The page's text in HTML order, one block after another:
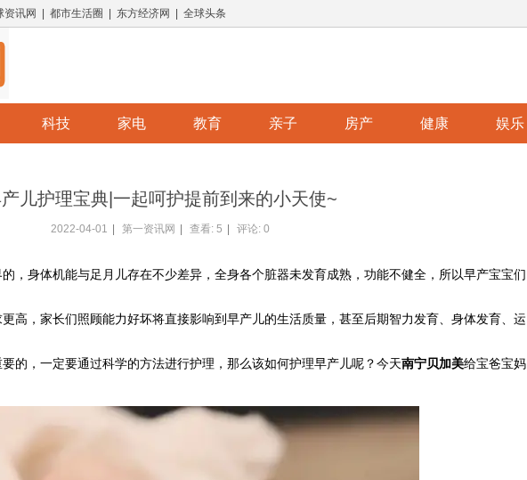
讯网 | 都市生活圈 | 东方经济网 | 全球头条
科技 家电 教育 亲子 房产 健康 娱乐
儿护理宝典|一起呵护提前到来的小天使~
2022-04-01 第一资讯网 查看: 5 评论: 0
，身体机能与足月儿存在不少差异，全身各个脏器未发育成熟，功能不健全，所以早产宝宝们
高，家长们照顾能力好坏将直接影响到早产儿的生活质量，甚至后期智力发育、身体发育、运
的，一定要通过科学的方法进行护理，那么该如何护理早产儿呢？今天南宁贝加美给宝爸宝妈